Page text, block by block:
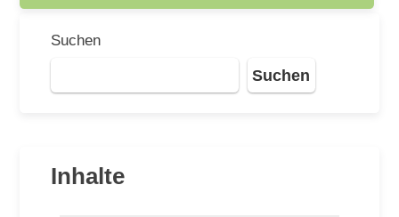
Suchen
Suchen
Inhalte